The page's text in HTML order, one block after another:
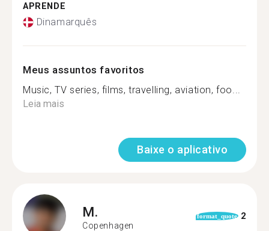
APRENDE
Dinamarquês
Meus assuntos favoritos
Music, TV series, films, travelling, aviation, foo...
Leia mais
Baixe o aplicativo
M.
Copenhagen
format_quote 2